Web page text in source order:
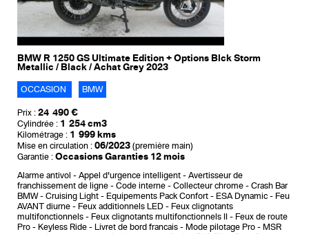
BMW R 1250 GS Ultimate Edition + Options Blck Storm
Metallic / Black / Achat Grey 2023
OCCASION BMW
Prix : 24 490 €
Cylindrée : 1 254 cm3
Kilométrage : 1 999 kms
Mise en circulation : 06/2023 (première main)
Garantie : Occasions Garanties 12 mois
Alarme antivol Appel d'urgence intelligent
Avertisseur de
franchissement de ligne
Code interne Collecteur chrome
Crash Bar
BMW
Cruising Light Equipements Pack Confort ESA Dynamic
Feu
AVANT diurne
Feux additionnels LED
Feux clignotants
multifonctionnels
Feux clignotants multifonctionnels II
Feux de route
Pro
Keyless Ride Livret de bord francais Mode pilotage Pro
MSR